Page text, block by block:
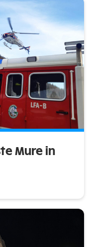
Mure in